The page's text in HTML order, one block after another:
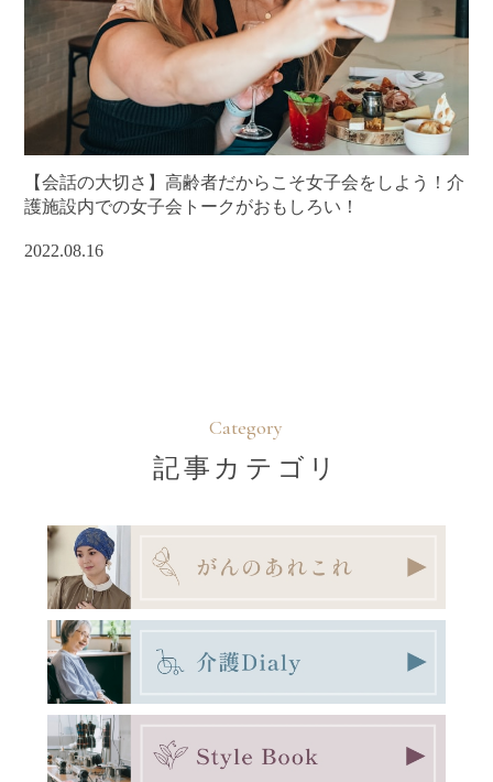
【会話の大切さ】高齢者だからこそ女子会をしよう！介
護施設内での女子会トークがおもしろい！
2022.08.16
Category
記事カテゴリ